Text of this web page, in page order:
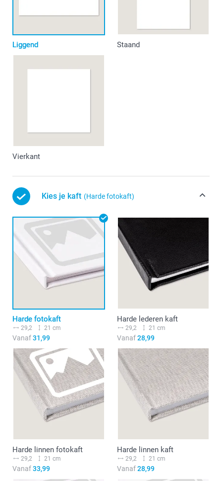
Liggend Staand
Vierkant
Kies je kaft (Harde fotokaft)
Harde fotokaft
29,2 21 cm
Vanaf31,99
Harde lederen kaft
29,2 21 cm
Vanaf28,99
Harde linnen fotokaft
29,2 21 cm
Vanaf33,99
Harde linnen kaft
29,2 21 cm
Vanaf28,99